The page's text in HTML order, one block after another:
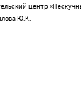
центр
Ю.К.